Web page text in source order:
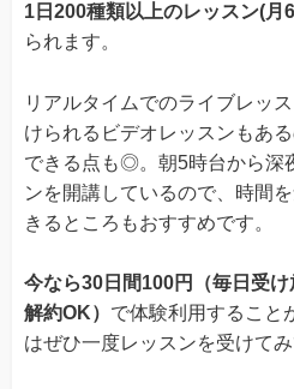
1日200種類以上のレッスン(月
られます。
リアルタイムでのライブレッ
けられるビデオレッスンもあ
できる点も◎。朝5時台から深
ンを開講しているので、時間
きるところもおすすめです。
今なら30日間100円（毎日受
解約OK） で体験利用すること
はぜひ一度レッスンを受けてみ